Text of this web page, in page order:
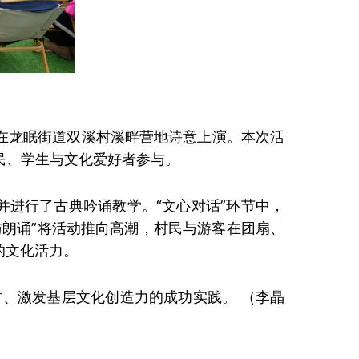
眠街道双溪村溪畔营地诗意上演。本次活
学生与文化爱好者参与。
行了古典吟诵教学。“文心对话”环节中，
诵”将活动推向高潮，村民与游客在团扇、
化活力。
激发基层文化创造力的成功实践。 （李晶